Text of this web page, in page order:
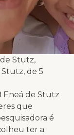
Stutz,
de 5
Eneá de Stutz
que
é
ter a